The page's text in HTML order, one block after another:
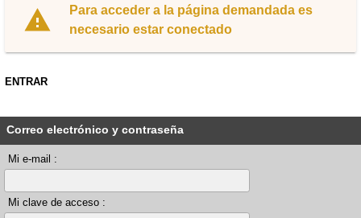
Para acceder a la página demandada es
necesario estar conectado
ENTRAR
Correo electrónico y contraseña
Mi e-mail :
Mi clave de acceso :